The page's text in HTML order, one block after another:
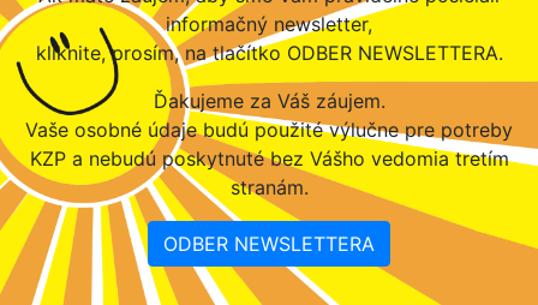
informačný newsletter,
kliknite, prosím, na tlačítko ODBER NEWSLETTERA.
Ďakujeme za Váš záujem.
Vaše osobné údaje budú použité výlučne pre potreby
KZP a nebudú poskytnuté bez Vášho vedomia tretím
stranám.
ODBER NEWSLETTERA